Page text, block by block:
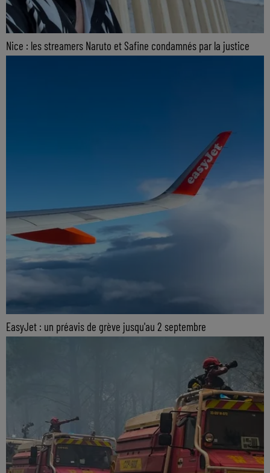
Nice : les streamers Naruto et Safine condamnés par la justice
EasyJet : un préavis de grève jusqu'au 2 septembre